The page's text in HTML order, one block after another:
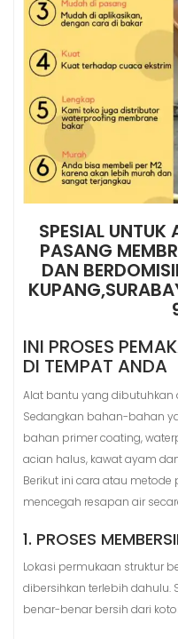
SPESIAL
PASANG
DAN
INI PROSES
DI TEMPAT ANDA
Alat bantu yang dibutuhkan
Sedangkan bahan-bahan
bahan primer coating,
acian halus, kawat ayam
Berikut ini cara atau
mencegah resapan air
1. PROSES
Lokasi permukaan struktur
dibersihkan terlebih dahulu.
benar-benar bersih dari